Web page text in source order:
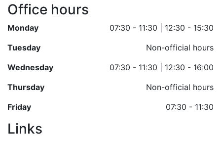
Office hours
Monday
07:30 - 11:30 | 12:30 - 15:30
Tuesday
Non-official hours
Wednesday
07:30 - 11:30 | 12:30 - 16:00
Thursday
Non-official hours
Friday
07:30 - 11:30
Links